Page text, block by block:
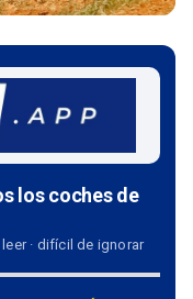
los coches de
· difícil de ignorar